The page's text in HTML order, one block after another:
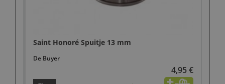
Saint Honoré Spuitje 13 mm
De Buyer
4,95 €